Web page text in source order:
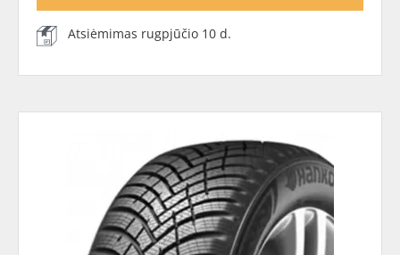
Atsiėmimas rugpjūčio 10 d.